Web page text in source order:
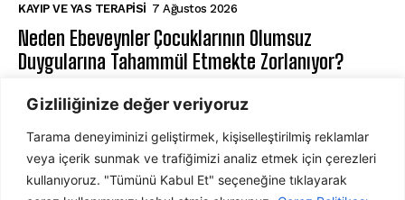
Gizliliğinize değer veriyoruz
Tarama deneyiminizi geliştirmek, kişiselleştirilmiş reklamlar
veya içerik sunmak ve trafiğimizi analiz etmek için çerezleri
kullanıyoruz. "Tümünü Kabul Et" seçeneğine tıklayarak
KAYIP VE YAS TERAPISI 7 Ağustos 2026
Neden Ebeveynler Çocuklarının Olumsuz
Duygularına Tahammül Etmekte Zorlanıyor?
ABONE OL